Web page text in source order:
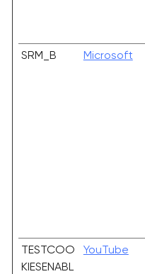
SRM_B Microsoft
TESTCOO
KIESENABL
YouTube